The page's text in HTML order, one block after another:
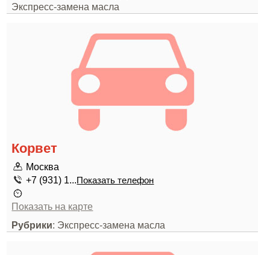
Экспресс-замена масла
Корвет
Москва
+7 (931) 1...Показать телефон
Показать на карте
Рубрики: Экспресс-замена масла